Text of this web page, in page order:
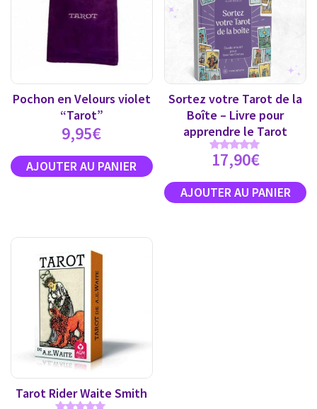
Pochon en Velours violet
“Tarot”
9,95€
Sortez votre Tarot de la
Boîte – Livre pour
apprendre le Tarot
Note
5.00
17,90€
Tarot Rider Waite Smith